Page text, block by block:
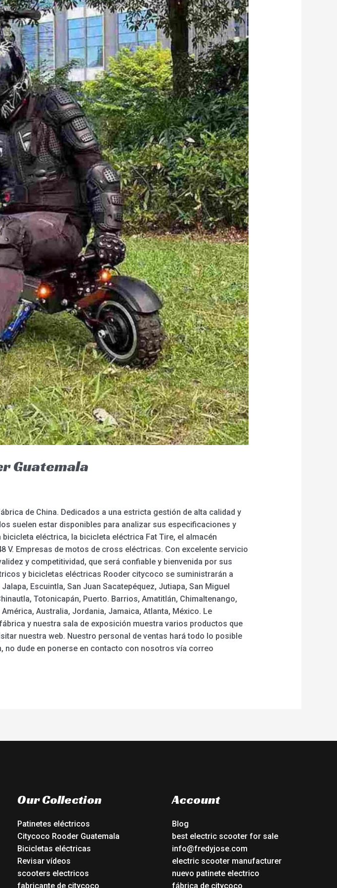
Guatemala
de China. Dedicados a una estricta gestión de alta calidad y
suelen estar disponibles para analizar sus especificaciones y
eléctrica, la bicicleta eléctrica Fat Tire, el almacén
V. Empresas de motos de cross eléctricas. Con excelente servicio
y competitividad, que será confiable y bienvenida por sus
y bicicletas eléctricas Rooder citycoco se suministrarán a
Escuintla, San Juan Sacatepéquez, Jutiapa, San Miguel
Totonicapán, Puerto. Barrios, Amatitlán, Chimaltenango,
Australia, Jordania, Jamaica, Atlanta, México. Le
y nuestra sala de exposición muestra varios productos que
nuestra web. Nuestro personal de ventas hará todo lo posible
dude en ponerse en contacto con nosotros vía correo
Our Collection
Patinetes eléctricos
Citycoco Rooder Guatemala
Bicicletas eléctricas
Revisar vídeos
scooters electricos
fabricante de citycoco
Account
Blog
best electric scooter for sale
info@fredyjose.com
electric scooter manufacturer
nuevo patinete electrico
fábrica de citycoco